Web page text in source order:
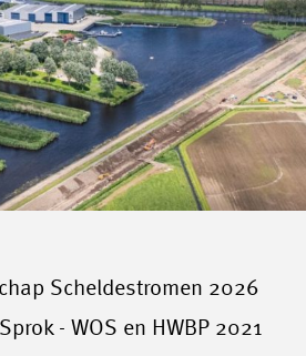
Scheldestromen 2026
- WOS en HWBP 2021